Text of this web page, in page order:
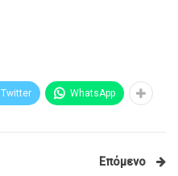
Twitter WhatsApp
Επόμενο